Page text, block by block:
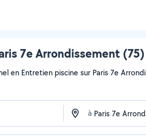
7e Arrondissement
en Entretien piscine sur Paris 7e
à